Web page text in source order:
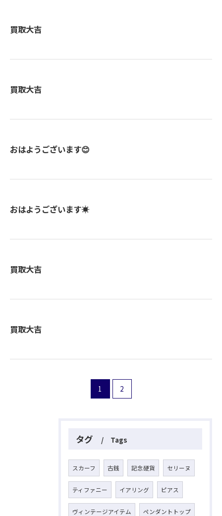
買取大吉
買取大吉
おはようございます😊
おはようございます☀
買取大吉
買取大吉
1 2
タグ Tags
スカーフ 古銭 記念硬貨 セリーヌ
ティファニー イアリング ピアス
ヴィンテージアイテム ペンダントトップ